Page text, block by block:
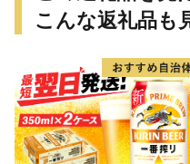
こんな返礼品も